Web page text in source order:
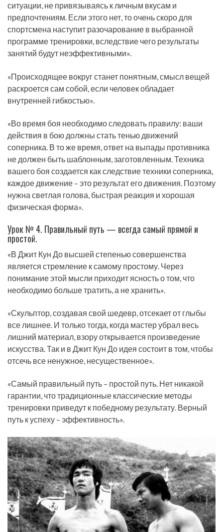
ситуации, не привязываясь к личным вкусам и
предпочтениям. Если этого нет, то очень скоро для
спортсмена наступит разочарование в выбранной
программе тренировки, вследствие чего результаты
занятий будут неэффективными».
«Происходящее вокруг станет понятным, смысл вещей
раскроется сам собой, если человек обладает
внутренней гибкостью».
«Во время боя необходимо следовать правилу: ваши
действия в бою должны стать тенью движений
соперника. В то же время, ответ на выпады противника
не должен быть шаблонным, заготовленным. Техника
вашего боя создается как следствие техники соперника,
каждое движение – это результат его движения. Поэтому
нужна светлая голова, быстрая реакция и хорошая
физическая форма».
Урок № 4. Правильный путь — всегда самый прямой и
простой.
«В Джит Кун До высшей степенью совершенства
является стремление к самому простому. Через
понимание этой мысли приходит ясность о том, что
необходимо больше тратить, а не хранить».
«Скульптор, создавая свой шедевр, отсекает от глыбы
все лишнее. И только тогда, когда мастер убрал весь
лишний материал, взору открывается произведение
искусства. Так и в Джит Кун До идея состоит в том, чтобы
отсечь все ненужное, несущественное».
«Самый правильный путь – простой путь. Нет никакой
гарантии, что традиционные классические методы
тренировки приведут к победному результату. Верный
путь к успеху – эффективность».